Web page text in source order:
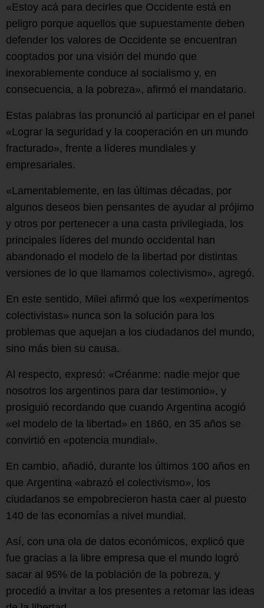
«Estoy acá para decirles que Occidente está en
peligro porque aquellos que supuestamente deben
defender los valores de Occidente se encuentran
cooptados por una visión del mundo que
inexorablemente conduce al socialismo y, en
consecuencia, a la pobreza», afirmó el mandatario.
Estas palabras las pronunció al participar en el panel
«Lograr la seguridad y la cooperación en un mundo
fracturado», frente a líderes mundiales y
empresariales.
«Lamentablemente, en las últimas décadas, por
algunos deseos bien pensantes de ayudar al prójimo
y otros por pertenecer a una casta privilegiada, los
principales líderes del mundo occidental han
abandonado el modelo de la libertad por distintas
versiones de lo que llamamos colectivismo», agregó.
En este sentido, Milei afirmó que los «experimentos
colectivistas» nunca son la solución para los
problemas que aquejan a los ciudadanos del mundo,
sino más bien su causa.
Al respecto, expresó: «Créanme: nadie mejor que
nosotros los argentinos para dar testimonio», y
prosiguió recordando que cuando Argentina acogió
«el modelo de la libertad» en 1860, en 35 años se
convirtió en «potencia mundial».
En cambio, añadió, durante los últimos 100 años en
que Argentina «abrazó el colectivismo», los
ciudadanos se empobrecieron hasta caer al puesto
140 de las economías a nivel mundial.
Así, con una ola de datos económicos, explicó que
fue gracias a la libre empresa que el mundo logró
sacar al 95% de la población de la pobreza, y
procedió a invitar a los presentes a retomar las ideas